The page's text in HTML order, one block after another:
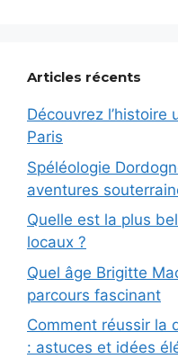
Articles récents
Découvrez l’histoire
Paris
Spéléologie
aventures
Quelle est la plus
locaux ?
Quel âge Brigitte
parcours fascinant
Comment réussir la
: astuces et idées